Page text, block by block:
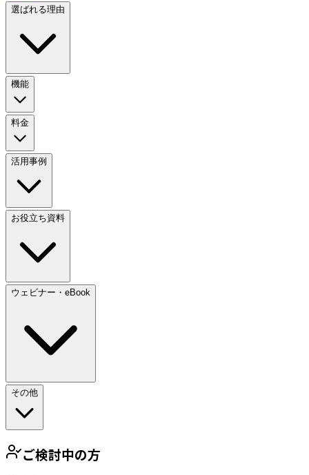
選ばれる理由
機能
料金
活用事例
お役立ち資料
ウェビナー・eBook
その他
ご検討中の方